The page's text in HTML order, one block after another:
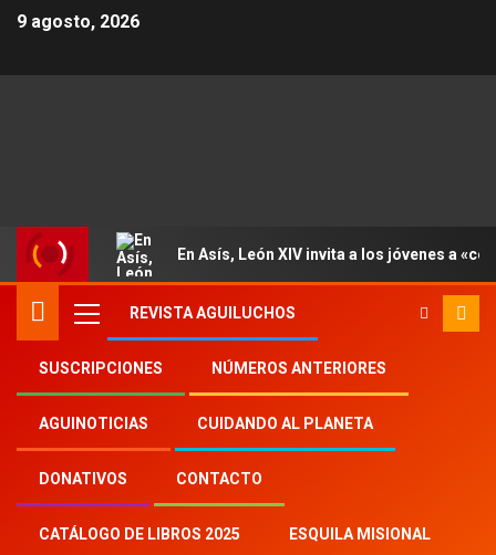
9 agosto, 2026
En Asís, León XIV invita a los jóvenes a
REVISTA AGUILUCHOS
SUSCRIPCIONES NÚMEROS ANTERIORES
AGUINOTICIAS CUIDANDO AL PLANETA
DONATIVOS CONTACTO
CATÁLOGO DE LIBROS 2025 ESQUILA MISIONAL
Inicio Aguinoticias Google
Google